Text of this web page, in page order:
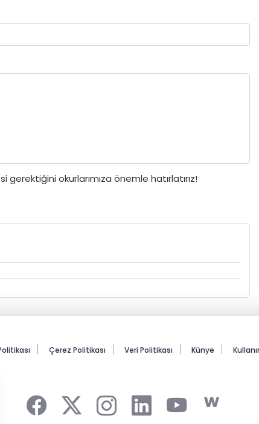
okurlarımıza önemle hatırlatırız!
Çerez Politikası Veri Politikası Künye